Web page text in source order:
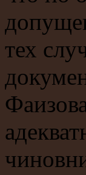
тех